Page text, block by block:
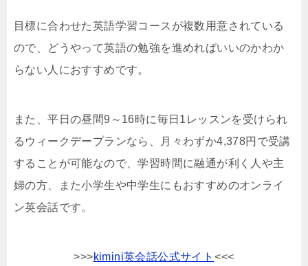
目標に合わせた英語学習コースが複数用意されている
ので、どうやって英語の勉強を進めればいいのかわか
らない人におすすめです。
また、平日の昼間9～16時に毎日1レッスンを受けられ
るウィークデープランなら、月々わずか4,378円で受講
することが可能なので、学習時間に融通が利く人や主
婦の方、また小学生や中学生にもおすすめのオンライ
ン英会話です。
>>>kimini英会話公式サイト <<<